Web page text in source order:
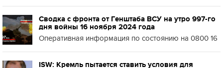
Сводка с фронта от Генштаба ВСУ на утро 997-го
дня войны 16 ноября 2024 года
Оперативная информация по состоянию на 0800 16
ISW: Кремль пытается ставить условия для